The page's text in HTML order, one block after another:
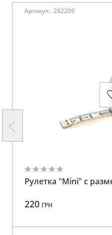
Артикул: 282209
Рулетка "Mini" с
220 ГРН